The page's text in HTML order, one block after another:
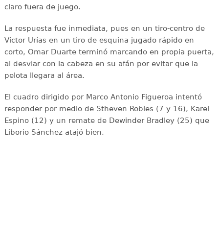
claro fuera de juego.
La respuesta fue inmediata, pues en un tiro-centro de
Víctor Urías en un tiro de esquina jugado rápido en
corto, Omar Duarte terminó marcando en propia puerta,
al desviar con la cabeza en su afán por evitar que la
pelota llegara al área.
El cuadro dirigido por Marco Antonio Figueroa intentó
responder por medio de Stheven Robles (7 y 16), Karel
Espino (12) y un remate de Dewinder Bradley (25) que
Liborio Sánchez atajó bien.